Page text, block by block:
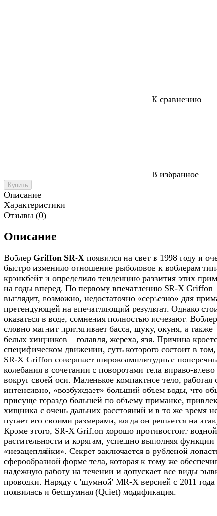
К сравнению
В избранное
Купить
Описание
Характеристики
Отзывы (0)
Описание
Воблер Griffon SR-X появился на свет в 1998 году и
быстро изменило отношение рыболовов к воблерам
крэнкбейт и определило тенденцию развития этих
на годы вперед. По первому впечатлению SR-X Griffon
выглядит, возможно, недостаточно «серьезно» для
претендующей на впечатляющий результат. Однако
оказаться в воде, сомнения полностью исчезают. Воблер
словно магнит притягивает басса, щуку, окуня, а также
белых хищников – голавля, жереха, язя. Причина
специфическом движении, суть которого состоит в том,
SR-X Griffon совершает широкоамплитудные
колебания в сочетании с поворотами тела вправо-влево
вокруг своей оси. Маленькое компактное тело, работая
интенсивно, «возбуждает» больший объем воды, что
присуще гораздо большей по объему приманке,
хищника с очень дальних расстояний и в то же время
пугает его своими размерами, когда он решается на
Кроме этого, SR-X Griffon хорошо противостоит водной
растительности и корягам, успешно выполняя функции
«незацепляйки». Секрет заключается в рубленой
сферообразной форме тела, которая к тому же
надежную работу на течении и допускает все виды
проводки. Наряду с 'шумной' MR-X версией с 2011 года
появилась и бесшумная (Quiet) модификация.